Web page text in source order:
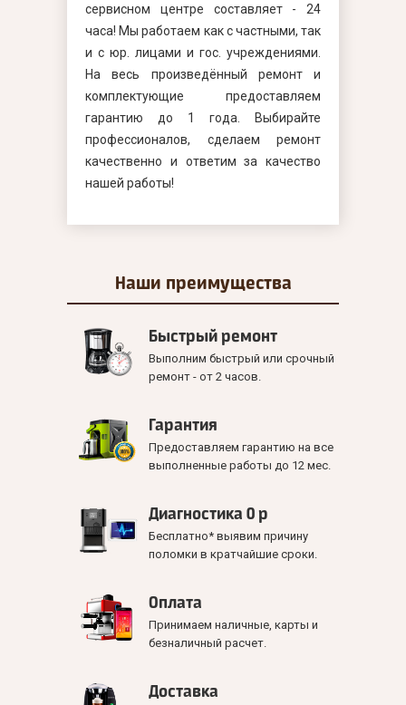
сервисном центре составляет - 24
часа! Мы работаем как с частными, так
и с юр. лицами и гос. учреждениями.
На весь произведённый ремонт и
комплектующие предоставляем
гарантию до 1 года. Выбирайте
профессионалов, сделаем ремонт
качественно и ответим за качество
нашей работы!
Наши преимущества
Быстрый ремонт
Выполним быстрый или срочный
ремонт - от 2 часов.
Гарантия
Предоставляем гарантию на все
выполненные работы до 12 мес.
Диагностика 0 р
Бесплатно* выявим причину
поломки в кратчайшие сроки.
Оплата
Принимаем наличные, карты и
безналичный расчет.
Доставка